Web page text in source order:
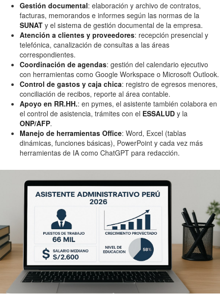
Gestión documental: elaboración y archivo de contratos,
facturas, memorandos e informes según las normas de la
SUNAT y el sistema de gestión documental de la empresa.
Atención a clientes y proveedores: recepción presencial y
telefónica, canalización de consultas a las áreas
correspondientes.
Coordinación de agendas: gestión del calendario ejecutivo
con herramientas como Google Workspace o Microsoft Outlook.
Control de gastos y caja chica: registro de egresos menores,
conciliación de recibos, reporte al área contable.
Apoyo en RR.HH.: en pymes, el asistente también colabora en
el control de asistencia, trámites con el ESSALUD y la
ONP/AFP.
Manejo de herramientas Office: Word, Excel (tablas
dinámicas, funciones básicas), PowerPoint y cada vez más
herramientas de IA como ChatGPT para redacción.